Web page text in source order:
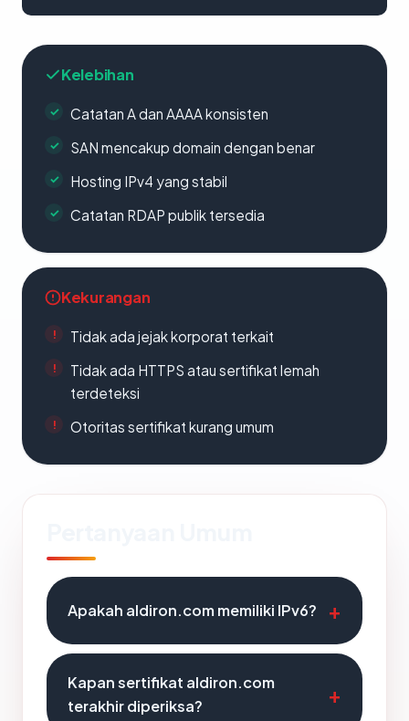
Kelebihan
Catatan A dan AAAA konsisten
SAN mencakup domain dengan benar
Hosting IPv4 yang stabil
Catatan RDAP publik tersedia
Kekurangan
Tidak ada jejak korporat terkait
Tidak ada HTTPS atau sertifikat lemah
terdeteksi
Otoritas sertifikat kurang umum
Apakah aldiron.com memiliki IPv6?
Kapan sertifikat aldiron.com
terakhir diperiksa?